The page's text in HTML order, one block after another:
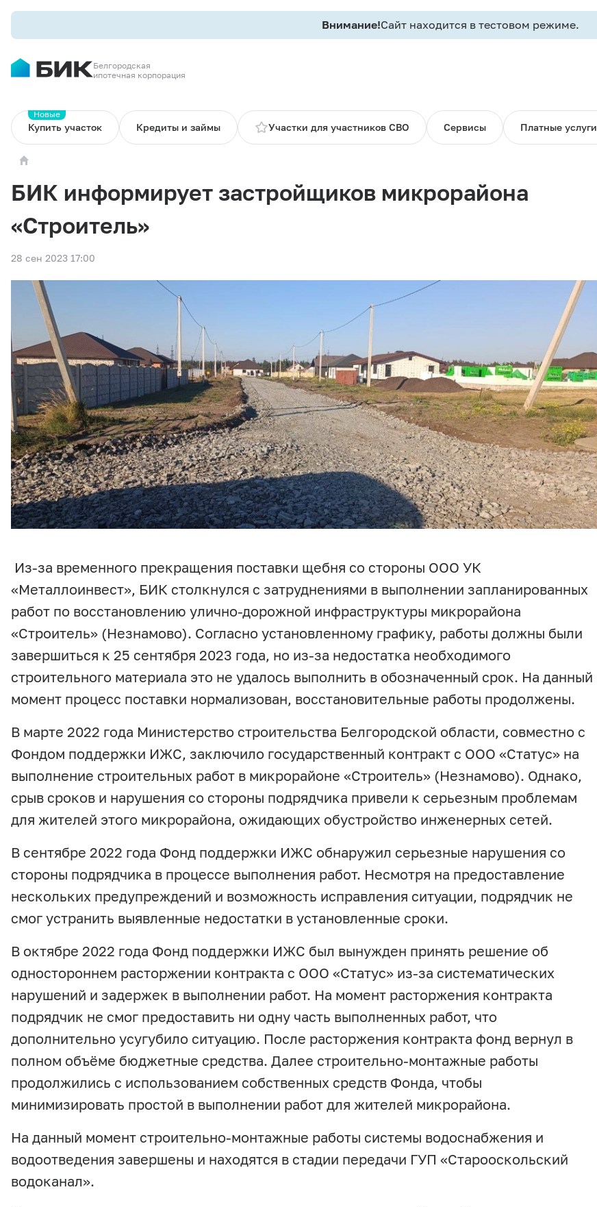
Внимание!Сайт находится в тестовом режиме.
Белгородская
ипотечная корпорация
Купить участок
Новые
Кредиты и займы Участки для участников СВО Сервисы Платные услуги
БИК информирует застройщиков микрорайона
«Строитель»
28 сен 2023 17:00
Из-за временного прекращения поставки щебня со стороны ООО УК
«Металлоинвест», БИК столкнулся с затруднениями в выполнении запланированных
работ по восстановлению улично-дорожной инфраструктуры микрорайона
«Строитель» (Незнамово). Согласно установленному графику, работы должны были
завершиться к 25 сентября 2023 года, но из-за недостатка необходимого
строительного материала это не удалось выполнить в обозначенный срок. На данный
момент процесс поставки нормализован, восстановительные работы продолжены.
В марте 2022 года Министерство строительства Белгородской области, совместно с
Фондом поддержки ИЖC, заключило государственный контракт с ООО «Статус» на
выполнение строительных работ в микрорайоне «Строитель» (Незнамово). Однако,
срыв сроков и нарушения со стороны подрядчика привели к серьезным проблемам
для жителей этого микрорайона, ожидающих обустройство инженерных сетей.
В сентябре 2022 года Фонд поддержки ИЖС обнаружил серьезные нарушения со
стороны подрядчика в процессе выполнения работ. Несмотря на предоставление
нескольких предупреждений и возможность исправления ситуации, подрядчик не
смог устранить выявленные недостатки в установленные сроки.
В октябре 2022 года Фонд поддержки ИЖС был вынужден принять решение об
одностороннем расторжении контракта с ООО «Статус» из-за систематических
нарушений и задержек в выполнении работ. На момент расторжения контракта
подрядчик не смог предоставить ни одну часть выполненных работ, что
дополнительно усугубило ситуацию. После расторжения контракта фонд вернул в
полном объёме бюджетные средства. Далее строительно-монтажные работы
продолжились с использованием собственных средств Фонда, чтобы
минимизировать простой в выполнении работ для жителей микрорайона.
На данный момент строительно-монтажные работы системы водоснабжения и
водоотведения завершены и находятся в стадии передачи ГУП «Старооскольский
водоканал».